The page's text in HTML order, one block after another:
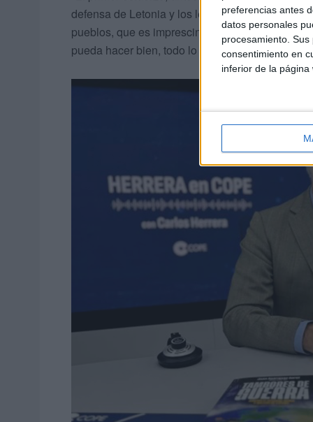
preferencias antes
datos personales
procesamiento.
consentimiento en
inferior de la página
defensa de Letonia y los letones por la
pueblos, que es imprescindible para la
pueda hacer bien, todo lo demás tiene solución”,